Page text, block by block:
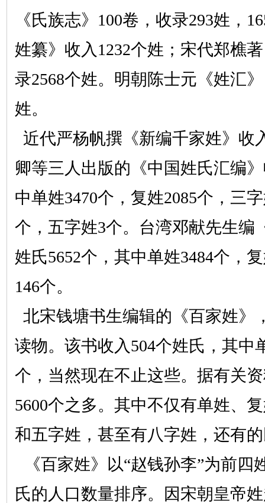
《氏族志》100卷，收录293姓，
姓纂》收入1232个姓；宋代郑樵
录2568个姓。明朝陈士元《姓汇
姓。
近代严杨帆撰《新编千家姓》收
卿等三人出版的《中国姓氏汇编
中单姓3470个，复姓2085个，三
个，五字姓3个。台湾邓献先生编
姓氏5652个，其中单姓3484个，
146个。
北宋钱塘书生编辑的《百家姓》
读物。该书收入504个姓氏，其中
个，当然现在不止这些。据有关
5600个之多。其中不仅有单姓、
和五字姓，甚至有八字姓，还有
《百家姓》以“赵钱孙李”为前四
氏的人口数量排序。因宋朝皇帝